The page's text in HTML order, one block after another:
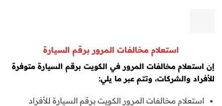
استعلام مخالفات المرور برقم السيارة
إن استعلام مخالفات المرور في الكويت برقم السيارة متوفرة
للأفراد والشركات، وتتم عبر ما يلي:
استعلام مخالفات المرور الكويت برقم السيارة للأفراد